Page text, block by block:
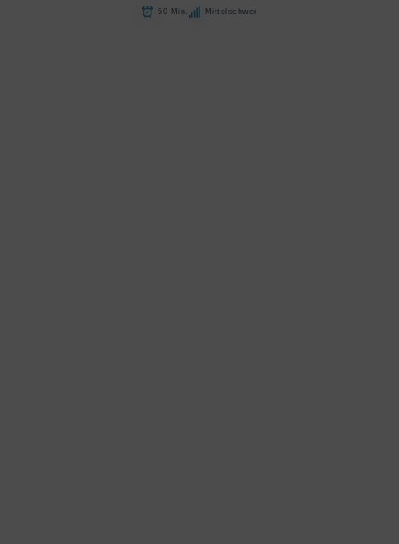
50 Min. Mittelschwer